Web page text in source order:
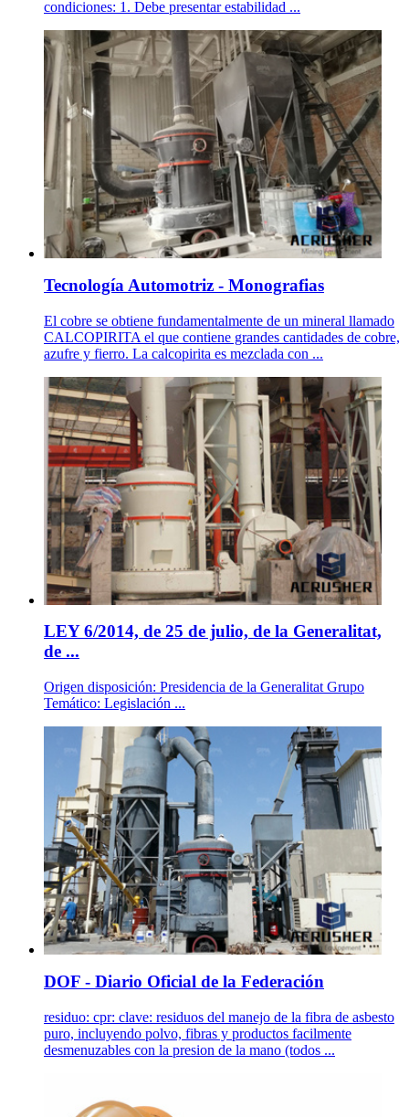
condiciones: 1. Debe presentar estabilidad ...
Tecnología Automotriz - Monografias
El cobre se obtiene fundamentalmente de un mineral llamado
CALCOPIRITA el que contiene grandes cantidades de cobre,
azufre y fierro. La calcopirita es mezclada con ...
LEY 6/2014, de 25 de julio, de la Generalitat,
de ...
Origen disposición: Presidencia de la Generalitat Grupo
Temático: Legislación ...
DOF - Diario Oficial de la Federación
residuo: cpr: clave: residuos del manejo de la fibra de asbesto
puro, incluyendo polvo, fibras y productos facilmente
desmenuzables con la presion de la mano (todos ...